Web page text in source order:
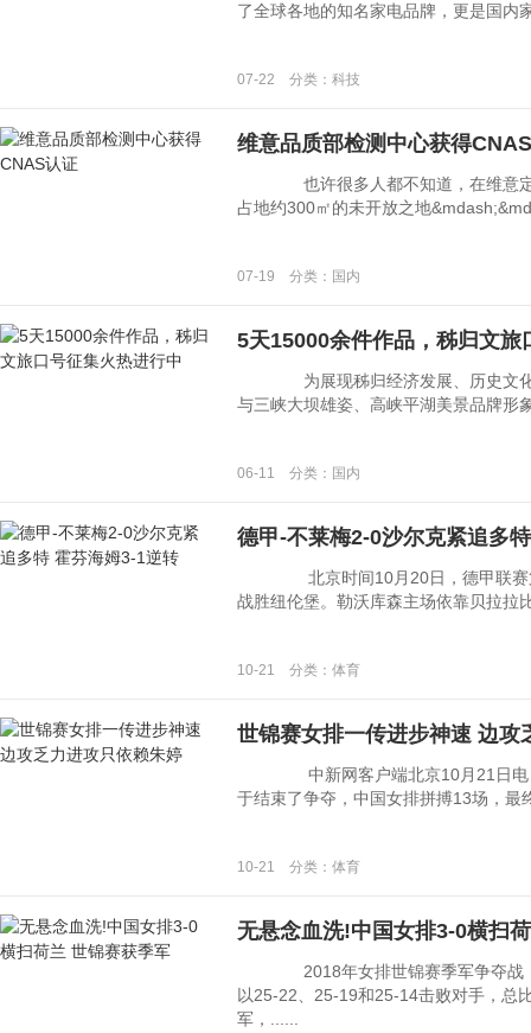
了全球各地的知名家电品牌，更是国内
07-22 分类：科技
维意品质部检测中心获得
也许很多人都不知道，在维意定
占地约300㎡的未开放之地
07-19 分类：国内
5天15000余件作品，秭归文旅
为展现秭归经济发展、历史文化
与三峡大坝雄姿、高峡平湖美景品牌形
06-11 分类：国内
德甲-不莱梅2-0沙尔克紧追多
北京时间10月20日，德甲联赛第
战胜纽伦堡。勒沃库森主场依靠贝拉拉
10-21 分类：体育
世锦赛女排一传进步神速 边攻
中新网客户端北京10月21日电 (
于结束了争夺，中国女排拼搏13场，最
10-21 分类：体育
无悬念血洗!中国女排3-0横扫
2018年女排世锦赛季军争夺战，
以25-22、25-19和25-14击败对手，总
军，......